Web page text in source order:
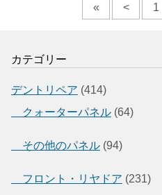
« < 1
カテゴリー
デントリペア (414)
クォーターパネル (64)
その他のパネル (94)
フロント・リヤドア (231)